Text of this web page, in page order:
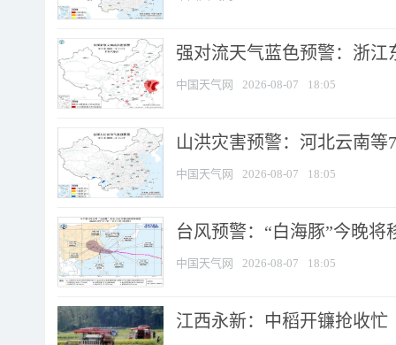
强对流天气蓝色预警：浙江
中国天气网 2026-08-07 18:05
山洪灾害预警：河北云南
中国天气网 2026-08-07 18:05
台风预警：“白海豚”今晚将
中国天气网 2026-08-07 18:05
江西永新：中稻开镰抢收忙